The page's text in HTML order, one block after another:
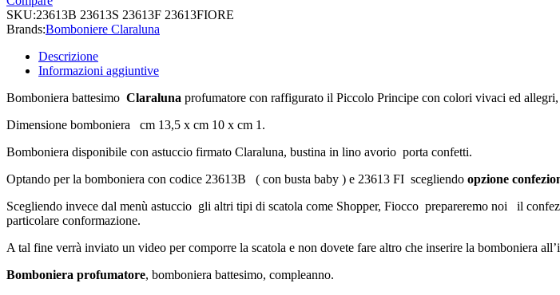
Piccolo
Principe
quantità
SKU:23613B 23613S 23613F 23613FIORE
Brands:Bomboniere Claraluna
Descrizione
Informazioni aggiuntive
Bomboniera battesimo Claraluna profumatore con raffigurato il Piccolo Principe con colori vivaci ed
Dimensione bomboniera cm 13,5 x cm 10 x cm 1.
Bomboniera disponibile con astuccio firmato Claraluna, bustina in lino avorio porta confetti.
Optando per la bomboniera con codice 23613B ( con busta baby ) e 23613 FI scegliendo opzione
Scegliendo invece dal menù astuccio gli altri tipi di scatola come Shopper, Fiocco prepareremo noi il
particolare conformazione.
A tal fine verrà inviato un video per comporre la scatola e non dovete fare altro che inserire la bomboniera
Bomboniera profumatore, bomboniera battesimo, compleanno.